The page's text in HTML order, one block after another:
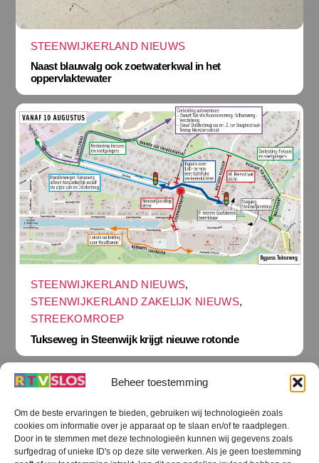
Beheer toestemming
Om de beste ervaringen te bieden, gebruiken wij technologieën zoals
cookies om informatie over je apparaat op te slaan en/of te raadplegen.
Door in te stemmen met deze technologieën kunnen wij gegevens zoals
surfgedrag of unieke ID's op deze site verwerken. Als je geen toestemming
STEENWIJKERLAND NIEUWS
Naast blauwalg ook zoetwaterkwal in het
oppervlaktewater
STEENWIJKERLAND NIEUWS,
STEENWIJKERLAND ZAKELIJK NIEUWS,
STREEKOMROEP
Tukseweg in Steenwijk krijgt nieuwe rotonde
Terug
naar
boven